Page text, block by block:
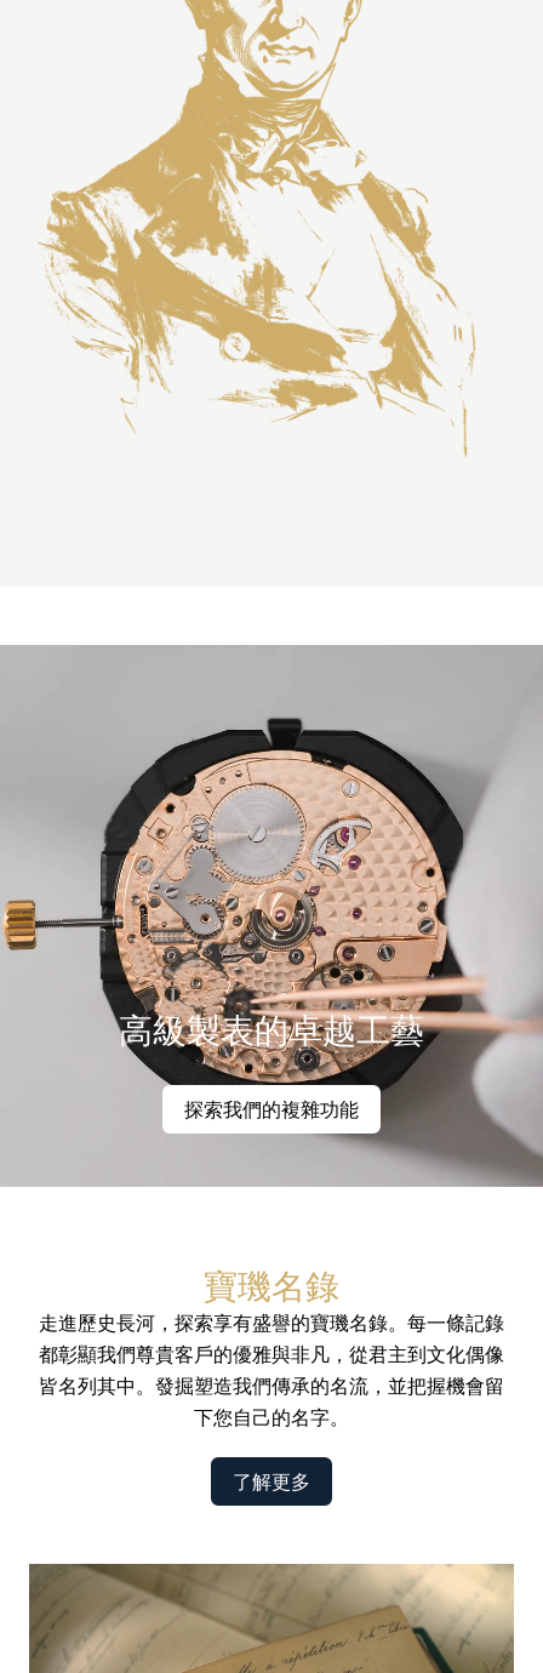
高級製表的卓越工藝
探索我們的複雜功能
寶璣名錄
走進歷史長河，探索享有盛譽的寶璣名錄。每一條記錄
都彰顯我們尊貴客戶的優雅與非凡，從君主到文化偶像
皆名列其中。發掘塑造我們傳承的名流，並把握機會留
下您自己的名字。
了解更多